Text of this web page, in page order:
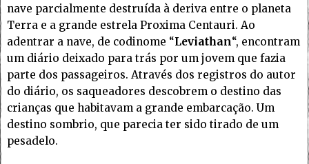
nave parcialmente destruída à deriva entre o planeta
Terra e a grande estrela Proxima Centauri. Ao
adentrar a nave, de codinome “Leviathan“, encontram
um diário deixado para trás por um jovem que fazia
parte dos passageiros. Através dos registros do autor
do diário, os saqueadores descobrem o destino das
crianças que habitavam a grande embarcação. Um
destino sombrio, que parecia ter sido tirado de um
pesadelo.